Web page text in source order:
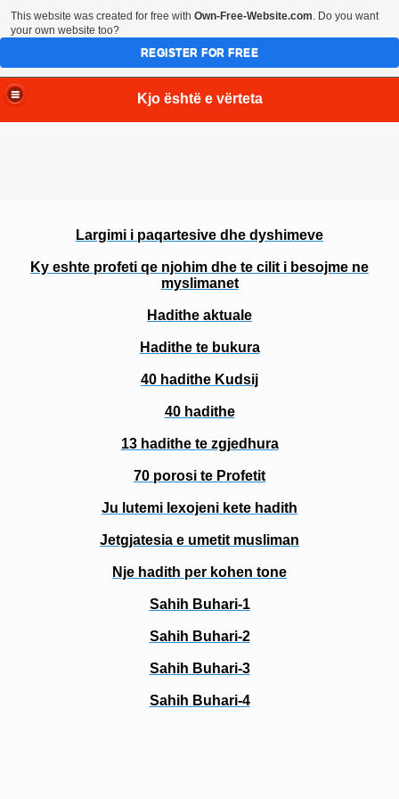
Kjo është e vërteta
Largimi i paqartesive dhe dyshimeve
Ky eshte profeti qe njohim dhe te cilit i besojme ne
myslimanet
Hadithe aktuale
Hadithe te bukura
40 hadithe Kudsij
40 hadithe
13 hadithe te zgjedhura
70 porosi te Profetit
Ju lutemi lexojeni kete hadith
Jetgjatesia e umetit musliman
Nje hadith per kohen tone
Sahih Buhari-1
Sahih Buhari-2
Sahih Buhari-3
Sahih Buhari-4
This website was created for free with Own-Free-Website.com. Do you want
your own website too?
REGISTER FOR FREE